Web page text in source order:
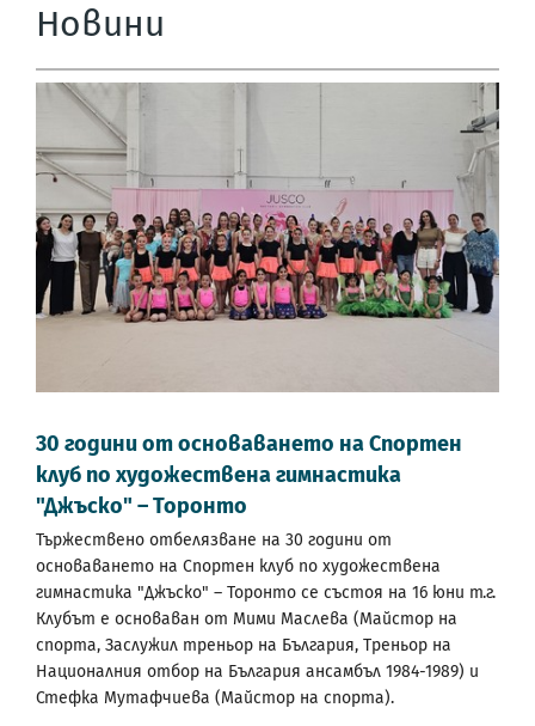
Новини
30 години от основаването на Спортен
клуб по художествена гимнастика
"Джъско" – Торонто
Тържествено отбелязване на 30 години от
основаването на Спортен клуб по художествена
гимнастика "Джъско" – Торонто се състоя на 16 юни т.г.
Клубът е основаван от Мими Маслева (Майстор на
спорта, Заслужил треньор на България, Треньор на
Националния отбор на България ансамбъл 1984-1989) и
Стефка Мутафчиева (Майстор на спорта).